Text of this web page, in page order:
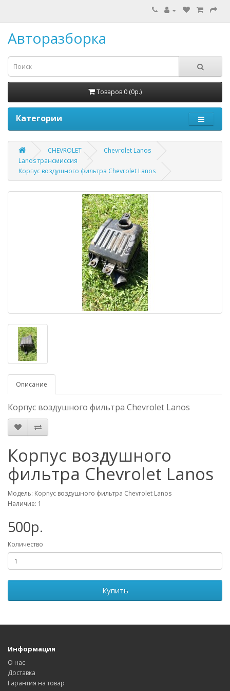
Авторазборка
Товаров 0 (0р.)
Категории
CHEVROLET
Chevrolet Lanos
Lanos трансмиссия
Корпус воздушного фильтра Chevrolet Lanos
Описание
Корпус воздушного фильтра Chevrolet Lanos
Корпус воздушного
фильтра Chevrolet Lanos
Модель: Корпус воздушного фильтра Chevrolet Lanos
Наличие: 1
500р.
Количество
Купить
Информация
О нас
Доставка
Гарантия на товар